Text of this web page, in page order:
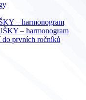
– harmonogram
– harmonogram
do prvních ročníků